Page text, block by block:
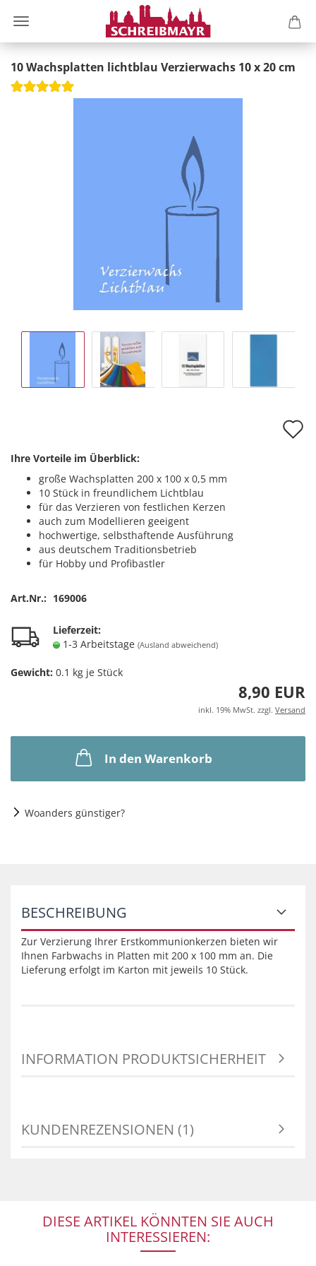
10 Wachsplatten lichtblau Verzierwachs 10 x 20 cm
Ihre Vorteile im Überblick:
große Wachsplatten 200 x 100 x 0,5 mm
10 Stück in freundlichem Lichtblau
für das Verzieren von festlichen Kerzen
auch zum Modellieren geeigent
hochwertige, selbsthaftende Ausführung
aus deutschem Traditionsbetrieb
für Hobby und Profibastler
Art.Nr.: 169006
Lieferzeit:
1-3 Arbeitstage (Ausland abweichend)
Gewicht: 0.1 kg je Stück
8,90 EUR
inkl. 19% MwSt. zzgl. Versand
In den Warenkorb
Woanders günstiger?
BESCHREIBUNG
Zur Verzierung Ihrer Erstkommunionkerzen bieten wir
Ihnen Farbwachs in Platten mit 200 x 100 mm an. Die
Lieferung erfolgt im Karton mit jeweils 10 Stück.
INFORMATION PRODUKTSICHERHEIT
KUNDENREZENSIONEN (1)
DIESE ARTIKEL KÖNNTEN SIE AUCH
INTERESSIEREN: